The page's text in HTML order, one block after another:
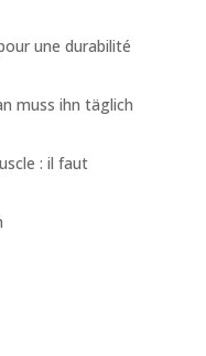
une durabilité
muss ihn täglich
: il faut